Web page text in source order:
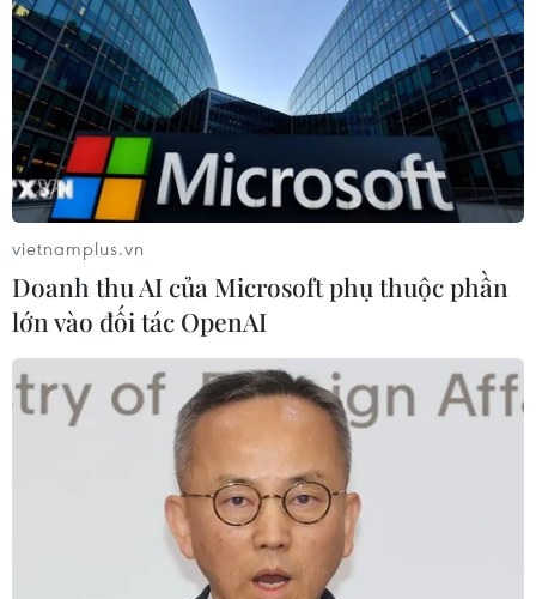
vietnamplus.vn
Doanh thu AI của Microsoft phụ thuộc phần
lớn vào đối tác OpenAI